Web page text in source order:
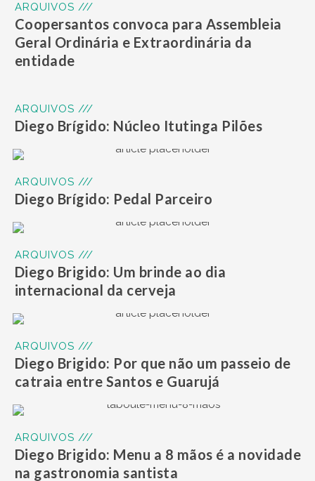
ARQUIVOS ///
Coopersantos convoca para Assembleia
Geral Ordinária e Extraordinária da
entidade
ARQUIVOS ///
Diego Brígido: Núcleo Itutinga Pilões
ARQUIVOS ///
Diego Brígido: Pedal Parceiro
ARQUIVOS ///
Diego Brigido: Um brinde ao dia
internacional da cerveja
ARQUIVOS ///
Diego Brigido: Por que não um passeio de
catraia entre Santos e Guarujá
ARQUIVOS ///
Diego Brigido: Menu a 8 mãos é a novidade
na gastronomia santista